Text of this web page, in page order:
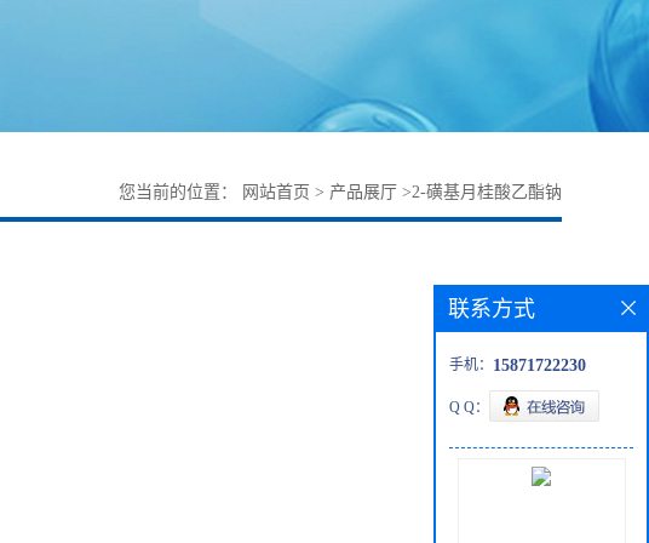
您当前的位置： 网站首页 > 产品展厅 >2-磺基月桂酸乙酯钠
联系方式
手机： 15871722230
Q Q：